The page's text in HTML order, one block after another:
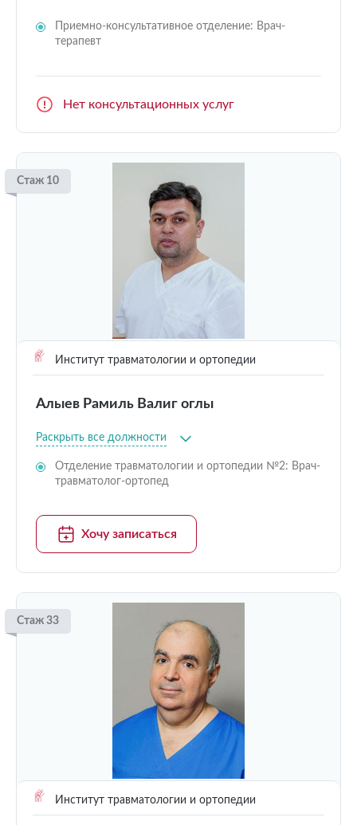
Приемно-консультативное отделение: Врач-
терапевт
Нет консультационных услуг
Стаж 10
Институт травматологии и ортопедии
Алыев Рамиль Валиг оглы
Раскрыть все должности
Отделение травматологии и ортопедии №2: Врач-
травматолог-ортопед
Хочу записаться
Стаж 33
Институт травматологии и ортопедии